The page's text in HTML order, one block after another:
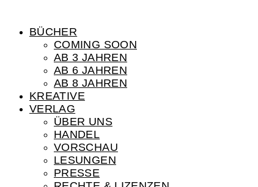
BÜCHER
COMING SOON
AB 3 JAHREN
AB 6 JAHREN
AB 8 JAHREN
KREATIVE
VERLAG
ÜBER UNS
HANDEL
VORSCHAU
LESUNGEN
PRESSE